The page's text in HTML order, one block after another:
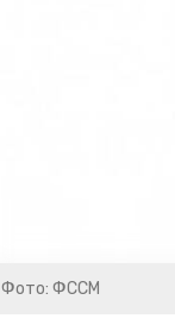
Фото: ФССМ